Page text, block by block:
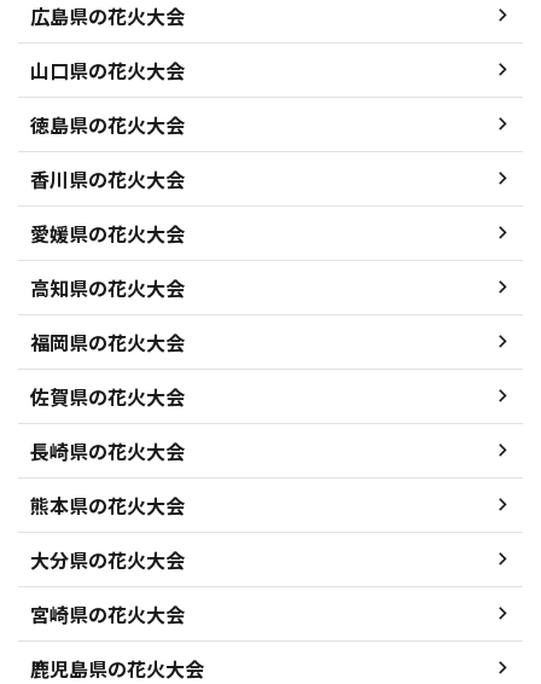
広島県の花火大会
山口県の花火大会
徳島県の花火大会
香川県の花火大会
愛媛県の花火大会
高知県の花火大会
福岡県の花火大会
佐賀県の花火大会
長崎県の花火大会
熊本県の花火大会
大分県の花火大会
宮崎県の花火大会
鹿児島県の花火大会